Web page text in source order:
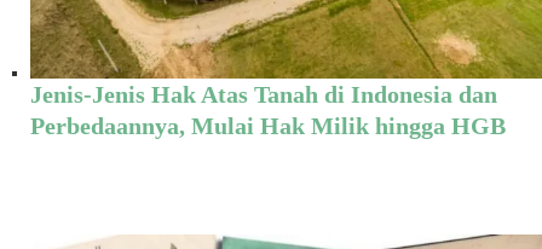
Jenis-Jenis Hak Atas Tanah di Indonesia dan
Perbedaannya, Mulai Hak Milik hingga HGB